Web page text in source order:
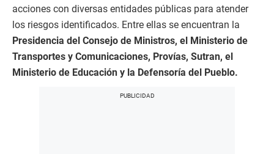
acciones con diversas entidades públicas para atender
los riesgos identificados. Entre ellas se encuentran la
Presidencia del Consejo de Ministros, el Ministerio de
Transportes y Comunicaciones, Provías, Sutran, el
Ministerio de Educación y la Defensoría del Pueblo.